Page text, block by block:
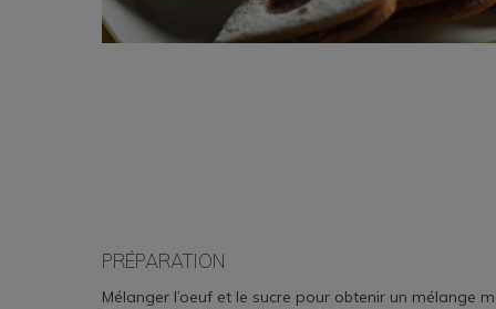
PRÉPARATION
Mélanger l’oeuf et le sucre pour obtenir un mélange